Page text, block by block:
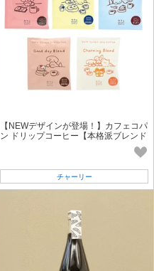
【NEWデザインが登場！】カフェコパ
ン ドリップコーヒー【本格派ブレンド
チャーリー